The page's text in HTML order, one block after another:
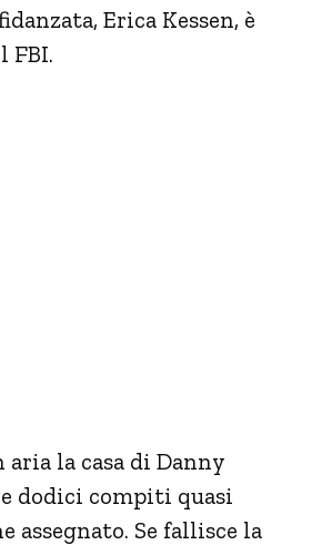
Erica Kessen, è
FBI.
la casa di Danny
dodici compiti quasi
Se fallisce la